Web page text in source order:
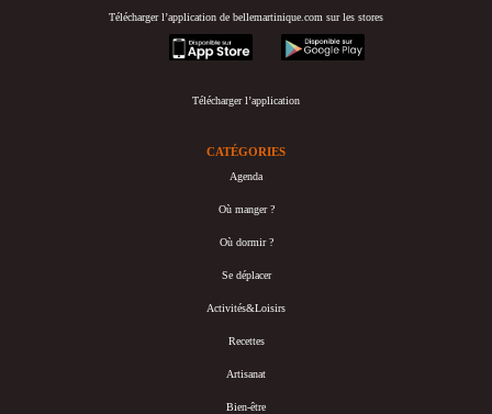
Télécharger l’application de bellemartinique.com sur les stores
appstore
googleplay
Télécharger l’application
CATÉGORIES
Agenda
Où manger ?
Où dormir ?
Se déplacer
Activités&Loisirs
Recettes
Artisanat
Bien-être